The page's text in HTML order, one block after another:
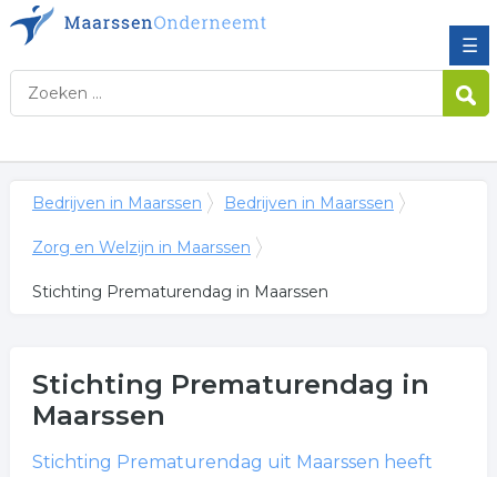
☰
Bedrijven in Maarssen Bedrijven in Maarssen
Zorg en Welzijn in Maarssen
Stichting Prematurendag in Maarssen
Stichting Prematurendag in
Maarssen
Stichting Prematurendag uit Maarssen heeft